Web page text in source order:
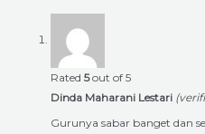
Rated 5out of 5
Dinda Maharani Lestari
Gurunya sabar banget dan